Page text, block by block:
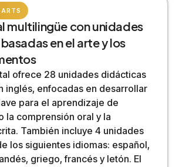
ARTS
multilingüe con unidades
en el arte y los
ofrece 28 unidades didácticas
inglés, enfocadas en desarrollar
para el aprendizaje de
la comprensión oral y la
También incluye 4 unidades
los siguientes idiomas: español,
griego, francés y letón. El